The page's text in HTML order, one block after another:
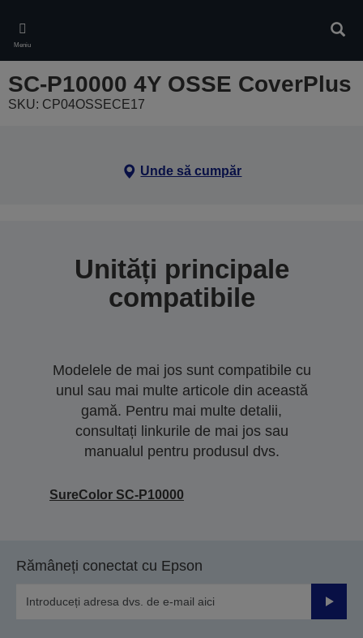
main
content
Meniu
SC-P10000 4Y OSSE CoverPlus
SKU: CP04OSSECE17
Unde să cumpăr
Unități principale
compatibile
Modelele de mai jos sunt compatibile cu
unul sau mai multe articole din această
gamă. Pentru mai multe detalii,
consultați linkurile de mai jos sau
manualul pentru produsul dvs.
SureColor SC-P10000
Rămâneți conectat cu Epson